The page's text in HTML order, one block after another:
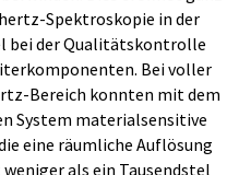
Spektroskopie in der
bei der Qualitätskontrolle
Bei voller
Bereich konnten mit dem
System materialsensitive
eine räumliche Auflösung
als ein Tausendstel